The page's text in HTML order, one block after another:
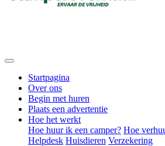
Startpagina
Over ons
Begin met huren
Plaats een advertentie
Hoe het werkt
Hoe huur ik een camper? Hoe
Helpdesk Huisdieren Verzekering